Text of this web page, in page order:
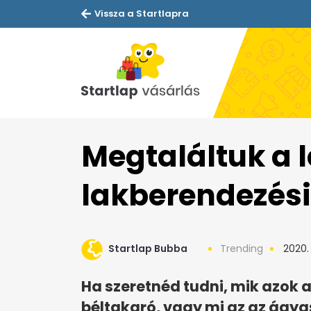
Vissza a Startlapra
Megtaláltuk a
Startlap Bubba Trending
Ha szeretnéd tudni, mik azok